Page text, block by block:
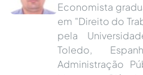
Economista
em "Direito do
pela
Toledo,
Administração